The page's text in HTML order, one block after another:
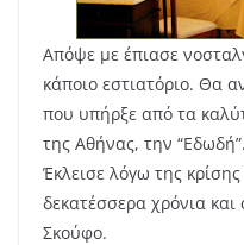
Απόψε με έπιασε
κάποιο εστιατόριο. Θα
που υπήρξε από τα
της Αθήνας, την “Εδωδή”.
Έκλεισε λόγω της
δεκατέσσερα χρόνια
Σκούφο.